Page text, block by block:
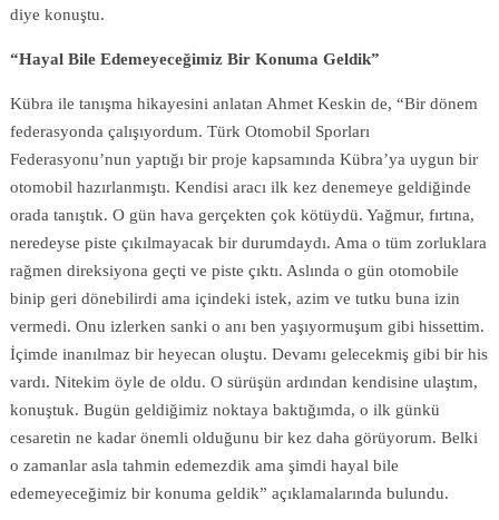
diye konuştu.
“Hayal Bile Edemeyeceğimiz Bir Konuma Geldik”
Kübra ile tanışma hikayesini anlatan Ahmet Keskin de, “Bir dönem
federasyonda çalışıyordum. Türk Otomobil Sporları
Federasyonu’nun yaptığı bir proje kapsamında Kübra’ya uygun bir
otomobil hazırlanmıştı. Kendisi aracı ilk kez denemeye geldiğinde
orada tanıştık. O gün hava gerçekten çok kötüydü. Yağmur, fırtına,
neredeyse piste çıkılmayacak bir durumdaydı. Ama o tüm zorluklara
rağmen direksiyona geçti ve piste çıktı. Aslında o gün otomobile
binip geri dönebilirdi ama içindeki istek, azim ve tutku buna izin
vermedi. Onu izlerken sanki o anı ben yaşıyormuşum gibi hissettim.
İçimde inanılmaz bir heyecan oluştu. Devamı gelecekmiş gibi bir his
vardı. Nitekim öyle de oldu. O sürüşün ardından kendisine ulaştım,
konuştuk. Bugün geldiğimiz noktaya baktığımda, o ilk günkü
cesaretin ne kadar önemli olduğunu bir kez daha görüyorum. Belki
o zamanlar asla tahmin edemezdik ama şimdi hayal bile
edemeyeceğimiz bir konuma geldik” açıklamalarında bulundu.